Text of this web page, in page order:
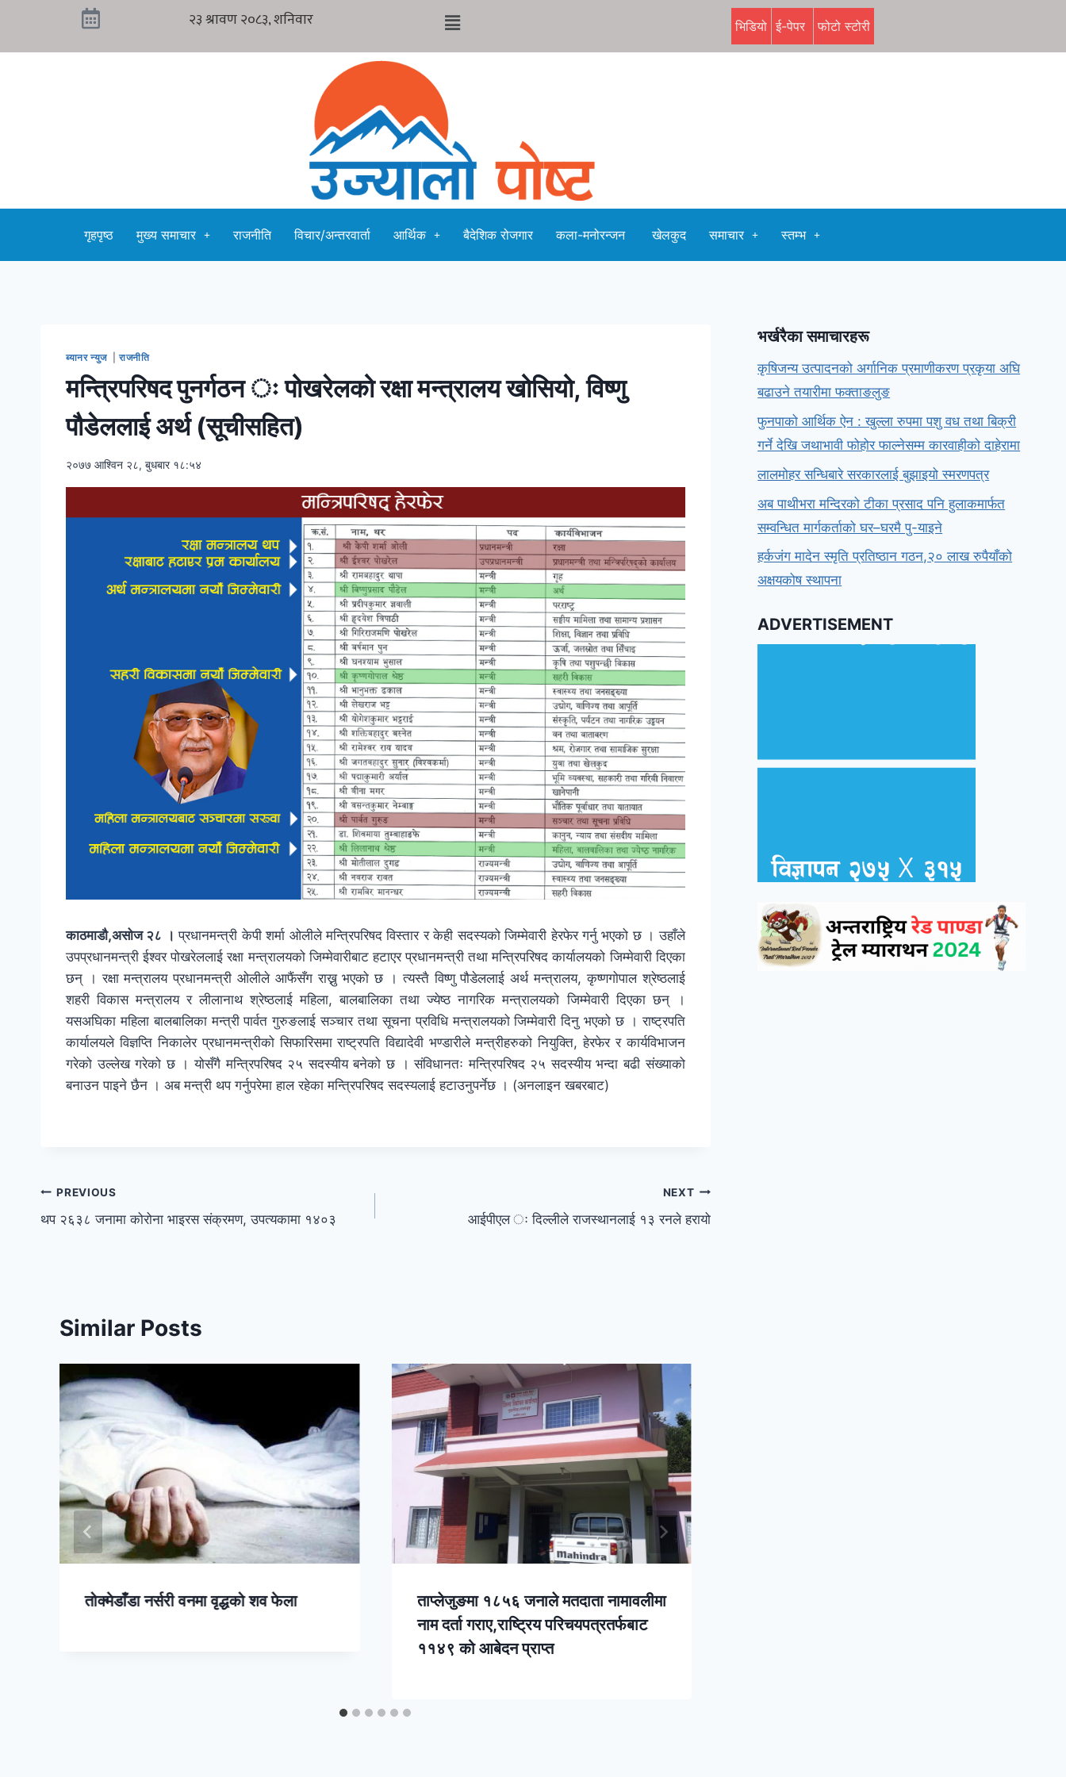
भिडियो ई-पेपर फोटो स्टोरी
गृहपृष्ठ मुख्य समाचार राजनीति विचार/अन्तरवार्ता आर्थिक बैदेशिक रोजगार कला-मनोरन्जन खेलकुद समाचार स्तम्भ
ब्यानर न्युज |राजनीति
मन्त्रिपरिषद पुनर्गठन ः पोखरेलको रक्षा मन्त्रालय खोसियो, विष्णु
पौडेललाई अर्थ (सूचीसहित)
२०७७ आश्विन २८, बुधबार १८:५४
काठमाडौ,असोज २८ । प्रधानमन्त्री केपी शर्मा ओलीले मन्त्रिपरिषद विस्तार र केही सदस्यको जिम्मेवारी हेरफेर गर्नु भएको छ । उहाँले
उपप्रधानमन्त्री ईश्वर पोखरेललाई रक्षा मन्त्रालयको जिम्मेवारीबाट हटाएर प्रधानमन्त्री तथा मन्त्रिपरिषद कार्यालयको जिम्मेवारी दिएका
छन् । रक्षा मन्त्रालय प्रधानमन्त्री ओलीले आफैंसँग राख्नु भएको छ । त्यस्तै विष्णु पौडेललाई अर्थ मन्त्रालय, कृष्णगोपाल श्रेष्ठलाई
शहरी विकास मन्त्रालय र लीलानाथ श्रेष्ठलाई महिला, बालबालिका तथा ज्येष्ठ नागरिक मन्त्रालयको जिम्मेवारी दिएका छन् ।
यसअघिका महिला बालबालिका मन्त्री पार्वत गुरुङलाई सञ्चार तथा सूचना प्रविधि मन्त्रालयको जिम्मेवारी दिनु भएको छ । राष्ट्रपति
कार्यालयले विज्ञप्ति निकालेर प्रधानमन्त्रीको सिफारिसमा राष्ट्रपति विद्यादेवी भण्डारीले मन्त्रीहरुको नियुक्ति, हेरफेर र कार्यविभाजन
गरेको उल्लेख गरेको छ । योसँगै मन्त्रिपरिषद २५ सदस्यीय बनेको छ । संविधानतः मन्त्रिपरिषद २५ सदस्यीय भन्दा बढी संख्याको
बनाउन पाइने छैन । अब मन्त्री थप गर्नुपरेमा हाल रहेका मन्त्रिपरिषद सदस्यलाई हटाउनुपर्नेछ । (अनलाइन खबरबाट)
PREVIOUS
थप २६३८ जनामा कोरोना भाइरस संक्रमण, उपत्यकामा १४०३
NEXT
आईपीएल ः दिल्लीले राजस्थानलाई १३ रनले हरायो
Similar Posts
तोक्मेडाँडा नर्सरी वनमा वृद्धको शव फेला
ताप्लेजुङमा १८५६ जनाले मतदाता नामावलीमा
नाम दर्ता गराए,राष्ट्रिय परिचयपत्रतर्फबाट
११४९ को आबेदन प्राप्त
भर्खरैका समाचारहरू
कृषिजन्य उत्पादनको अर्गानिक प्रमाणीकरण प्रकृया अघि
बढाउने तयारीमा फक्ताङलुङ
फुनपाको आर्थिक ऐन : खुल्ला रुपमा पशु वध तथा बिक्री
गर्ने देखि जथाभावी फोहोर फाल्नेसम्म कारवाहीको दाहेरामा
लालमोहर सन्धिबारे सरकारलाई बुझाइयो स्मरणपत्र
अब पाथीभरा मन्दिरको टीका प्रसाद पनि हुलाकमार्फत
सम्वन्धित मार्गकर्ताको घर–घरमै पु-याइने
हर्कजंग मादेन स्मृति प्रतिष्ठान गठन,२० लाख रुपैयाँको
अक्षयकोष स्थापना
ADVERTISEMENT